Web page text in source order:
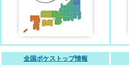
全国ポケストップ情報